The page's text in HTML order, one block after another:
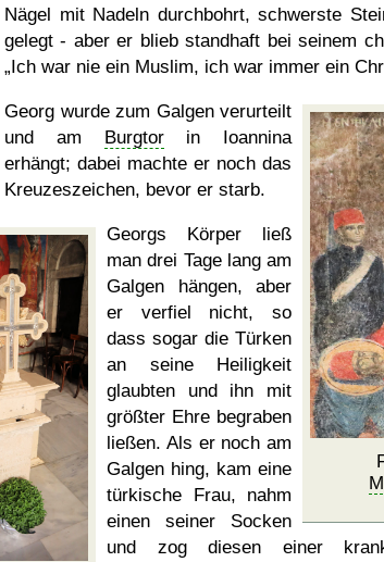
Nägel mit Nadeln durchbohrt, schwerste
gelegt - aber er blieb standhaft bei seinem
Ich war nie ein Muslim, ich war immer ein
Georg wurde zum Galgen verurteilt
und am Burgtorin Ioannina
erhängt; dabei machte er noch das
Kreuzeszeichen, bevor er starb.
Georgs Körper ließ
man drei Tage lang am
Galgen hängen, aber
er verfiel nicht, so
dass sogar die Türken
an seine Heiligkeit
glaubten und ihn mit
größter Ehre begraben
ließen. Als er noch am
Galgen hing, kam eine
türkische Frau, nahm
einen seiner Socken
und zog diesen einer